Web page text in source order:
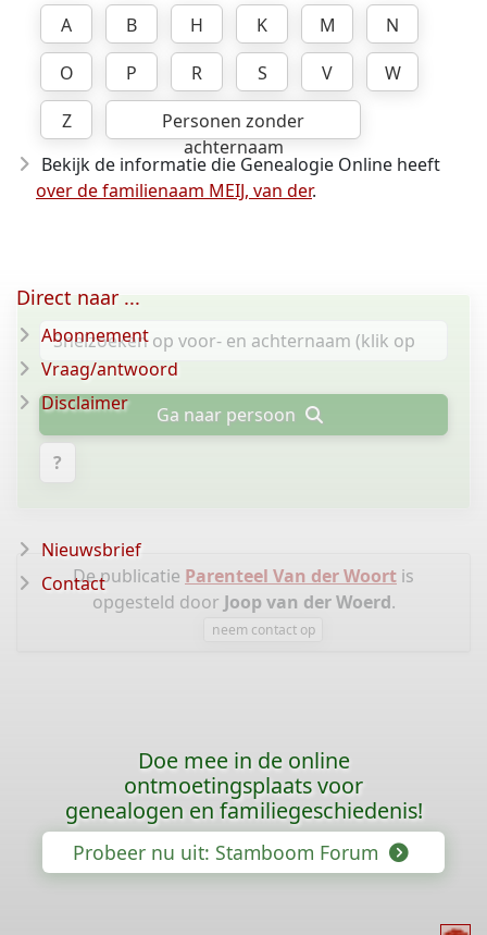
A
B H K M
N
O
P R S V
W
Z
Personen zonder
achternaam
Bekijk de informatie die Genealogie Online heeft
over de familienaam MEIJ, van der.
Ga naar persoon
?
De publicatie Parenteel Van der Woort is
opgesteld door Joop van der Woerd.
neem contact op
Direct naar ...
Abonnement
Vraag/antwoord
Disclaimer
Nieuwsbrief
Contact
Doe mee in de online
ontmoetingsplaats voor
genealogen en familiegeschiedenis!
Probeer nu uit: Stamboom Forum